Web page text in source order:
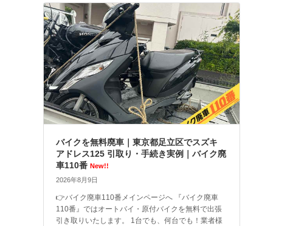
バイクを無料廃車｜東京都足立区でスズキ
アドレス125 引取り・手続き実例｜バイク廃
車110番 New!!
2026年8月9日
👉バイク廃車110番メインページへ 『バイク廃車
110番』ではオートバイ・原付バイクを無料で出張
引き取りいたします。 1台でも、何台でも！業者様